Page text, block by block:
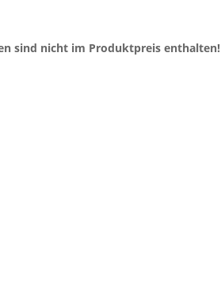
sind nicht im Produktpreis enthalten!